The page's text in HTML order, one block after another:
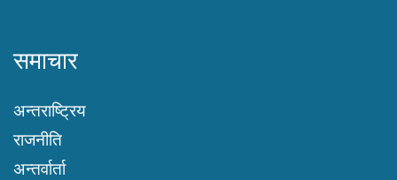
समाचार
अन्तराष्ट्रिय
राजनीति
अन्तर्वार्ता